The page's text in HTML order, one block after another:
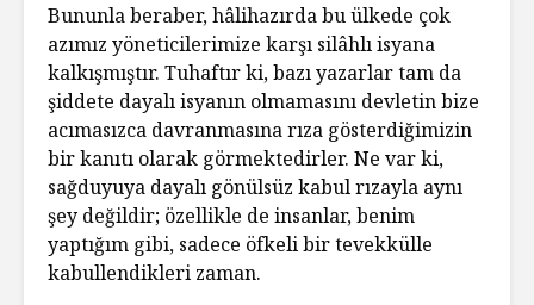
Bununla beraber, hâlihazırda bu ülkede çok
azımız yöneticilerimize karşı silâhlı isyana
kalkışmıştır. Tuhaftır ki, bazı yazarlar tam da
şiddete dayalı isyanın olmamasını devletin bize
acımasızca davranmasına rıza gösterdiğimizin
bir kanıtı olarak görmektedirler. Ne var ki,
sağduyuya dayalı gönülsüz kabul rızayla aynı
şey değildir; özellikle de insanlar, benim
yaptığım gibi, sadece öfkeli bir tevekkülle
kabullendikleri zaman.